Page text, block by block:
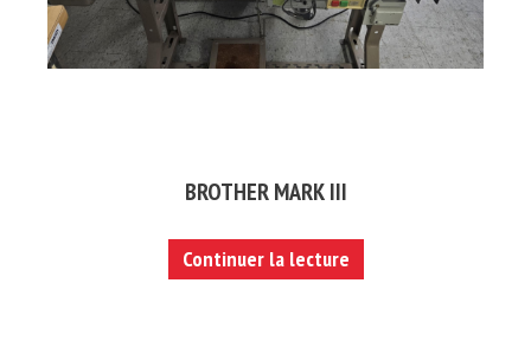
BROTHER MARK III
Continuer la lecture